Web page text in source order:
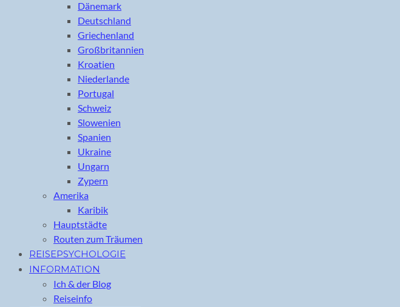
Dänemark
Deutschland
Griechenland
Großbritannien
Kroatien
Niederlande
Portugal
Schweiz
Slowenien
Spanien
Ukraine
Ungarn
Zypern
Amerika
Karibik
Hauptstädte
Routen zum Träumen
REISEPSYCHOLOGIE
INFORMATION
Ich & der Blog
Reiseinfo